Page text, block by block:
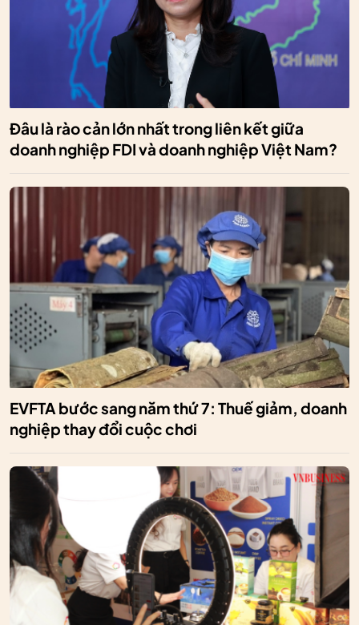
Đâu là rào cản lớn nhất trong liên kết giữa
doanh nghiệp FDI và doanh nghiệp Việt Nam?
EVFTA bước sang năm thứ 7: Thuế giảm, doanh
nghiệp thay đổi cuộc chơi